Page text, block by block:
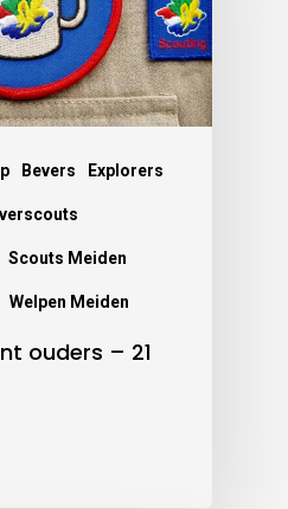
Bevers Explorers
Scouts Meiden
Welpen Meiden
ouders – 21